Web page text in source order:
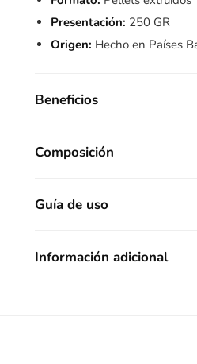
Presentación: 250 GR
Origen: Hecho en Países
Beneficios
Composición
Guía de uso
Información adicional